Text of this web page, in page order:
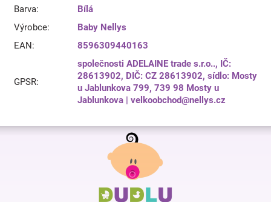
Barva:
Bílá
Výrobce:
Baby Nellys
EAN: 8596309440163
GPSR:
společnosti ADELAINE trade s.r.o.., IČ:
28613902, DIČ: CZ 28613902, sídlo: Mosty
u Jablunkova 799, 739 98 Mosty u
Jablunkova | velkoobchod@nellys.cz
Z